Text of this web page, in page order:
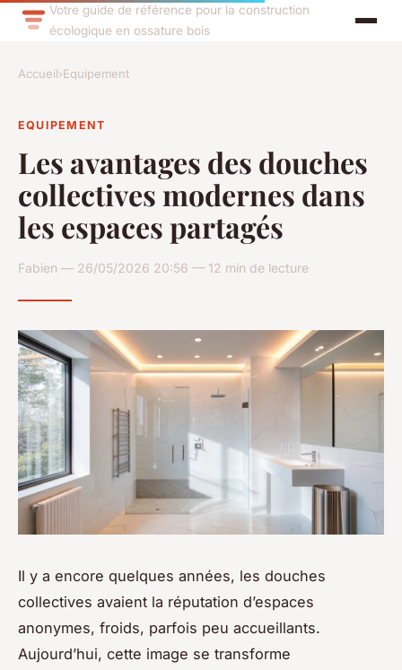
Votre guide de référence pour la construction
écologique en ossature bois
Accueil›Equipement
EQUIPEMENT
Les avantages des douches
collectives modernes dans
les espaces partagés
Fabien — 26/05/2026 20:56 — 12 min de lecture
Il y a encore quelques années, les douches
collectives avaient la réputation d’espaces
anonymes, froids, parfois peu accueillants.
Aujourd’hui, cette image se transforme